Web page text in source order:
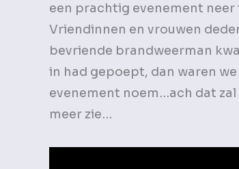
een prachtig evenement
Vriendinnen en vrouwen
bevriende brandweerman
in had gepoept, dan waren
evenement noem…ach dat
meer zie…